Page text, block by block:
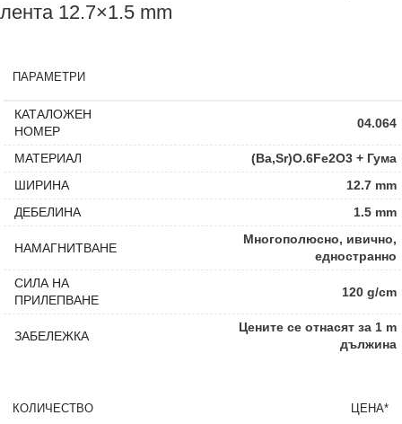
лента 12.7×1.5 mm
ПАРАМЕТРИ
КАТАЛОЖЕН
НОМЕР
04.064
МАТЕРИАЛ
(Ba,Sr)O.6Fe2O3 + Гума
ШИРИНА
12.7 mm
ДЕБЕЛИНА
1.5 mm
НАМАГНИТВАНЕ
Многополюсно, ивично,
едностранно
СИЛА НА
ПРИЛЕПВАНЕ
120 g/cm
ЗАБЕЛЕЖКА
Цените се отнасят за 1 m
дължина
КОЛИЧЕСТВО ЦЕНА*